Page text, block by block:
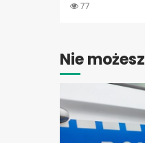
77
Nie